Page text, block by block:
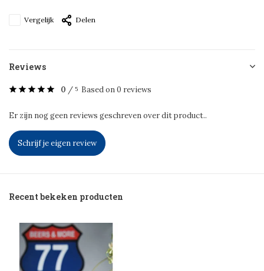
Vergelijk Delen
Reviews
0 / 5 Based on 0 reviews
Er zijn nog geen reviews geschreven over dit product..
Schrijf je eigen review
Recent bekeken producten